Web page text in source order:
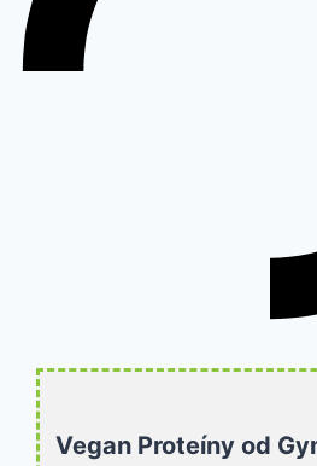
Vegan Proteíny od